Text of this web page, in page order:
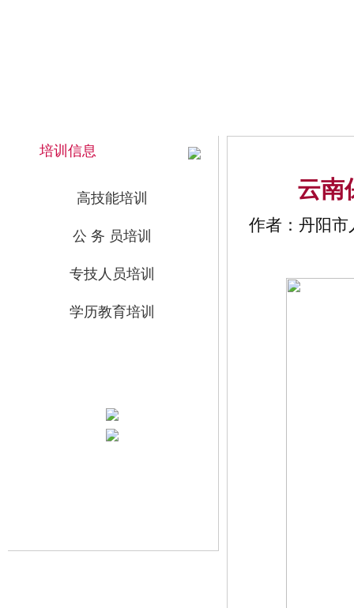
培训信息
高技能培训
公 务 员培训
专技人员培训
学历教育培训
云南
作者：丹阳市